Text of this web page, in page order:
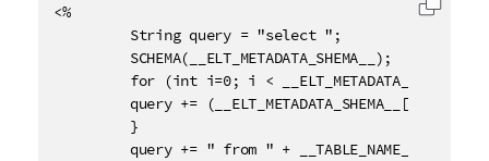
<%
         String query = "select ";
         SCHEMA(__ELT_METADATA_SHEMA__);
for (int i=0; i <
query += (__ELT_METADATA_SHEMA__[i].name
         }
         query += " from " + __TABLE_NAME__;
Copier